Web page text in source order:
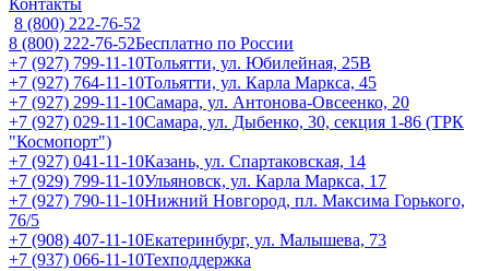
Контакты
8 (800) 222-76-52
8 (800) 222-76-52Бесплатно по России
+7 (927) 799-11-10Тольятти, ул. Юбилейная, 25В
+7 (927) 764-11-10Тольятти, ул. Карла Маркса, 45
+7 (927) 299-11-10Самара, ул. Антонова-Овсеенко, 20
+7 (927) 029-11-10Самара, ул. Дыбенко, 30, секция 1-86 (ТРК
"Космопорт")
+7 (927) 041-11-10Казань, ул. Спартаковская, 14
+7 (929) 799-11-10Ульяновск, ул. Карла Маркса, 17
+7 (927) 790-11-10Нижний Новгород, пл. Максима Горького,
76/5
+7 (908) 407-11-10Екатеринбург, ул. Малышева, 73
+7 (937) 066-11-10Техподдержка